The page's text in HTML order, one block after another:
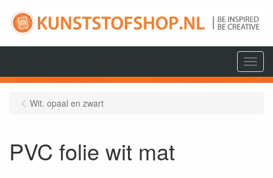
Menu
Wit. opaal en zwart
PVC folie wit mat